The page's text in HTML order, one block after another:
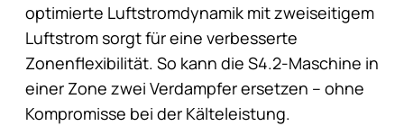
optimierte Luftstromdynamik mit zweiseitigem
Luftstrom sorgt für eine verbesserte
Zonenflexibilität. So kann die S4.2-Maschine in
einer Zone zwei Verdampfer ersetzen – ohne
Kompromisse bei der Kälteleistung.